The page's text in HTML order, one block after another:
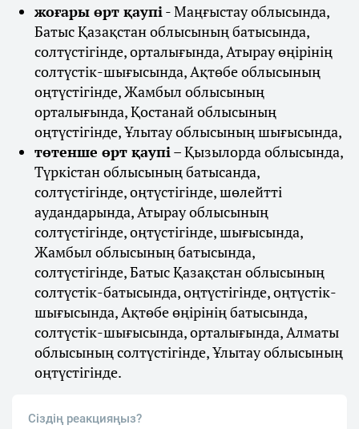
жоғары өрт қаупі - Маңғыстау облысында,
Батыс Қазақстан облысының батысында,
солтүстігінде, орталығында, Атырау өңірінің
солтүстік-шығысында, Ақтөбе облысының
оңтүстігінде, Жамбыл облысының
орталығында, Қостанай облысының
оңтүстігінде, Ұлытау облысының шығысында,
төтенше өрт қаупі – Қызылорда облысында,
Түркістан облысының батысанда,
солтүстігінде, оңтүстігінде, шөлейтті
аудандарында, Атырау облысының
солтүстігінде, оңтүстігінде, шығысында,
Жамбыл облысының батысында,
солтүстігінде, Батыс Қазақстан облысының
солтүстік-батысында, оңтүстігінде, оңтүстік-
шығысында, Ақтөбе өңірінің батысында,
солтүстік-шығысында, орталығында, Алматы
облысының солтүстігінде, Ұлытау облысының
оңтүстігінде.
Сіздің реакцияңыз?